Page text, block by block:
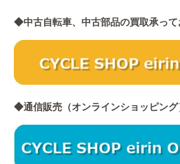
◆中古自転車、中古部品の買取承っ
◆通信販売（オンラインショッピン